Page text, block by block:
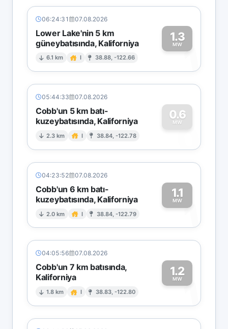
06:24:31 07.08.2026
Lower Lake'nin 5 km
güneybatısında, Kaliforniya
6.1 km I 38.88, -122.66
1.3
MW1
05:44:33 07.08.2026
Cobb'un 5 km batı-
kuzeybatısında, Kaliforniya
2.3 km I 38.84, -122.78
0.6
MW
0
04:23:52 07.08.2026
Cobb'un 6 km batı-
kuzeybatısında, Kaliforniya
2.0 km I 38.84, -122.79
1.1
MW1
04:05:56 07.08.2026
Cobb'un 7 km batısında,
Kaliforniya
1.8 km I 38.83, -122.80
1.2
MW1